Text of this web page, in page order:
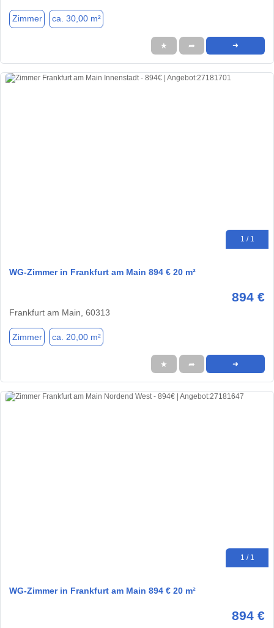
Zimmer ca. 30,00 m²
★ ➦ ➜
1 / 1
WG-Zimmer in Frankfurt am Main 894 € 20 m²
894 €
Frankfurt am Main, 60313
Zimmer ca. 20,00 m²
★ ➦ ➜
1 / 1
WG-Zimmer in Frankfurt am Main 894 € 20 m²
894 €